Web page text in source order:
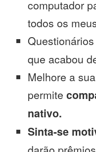
computador
todos os
que acabou
Melhore a
permite
nativo.
Sinta-se